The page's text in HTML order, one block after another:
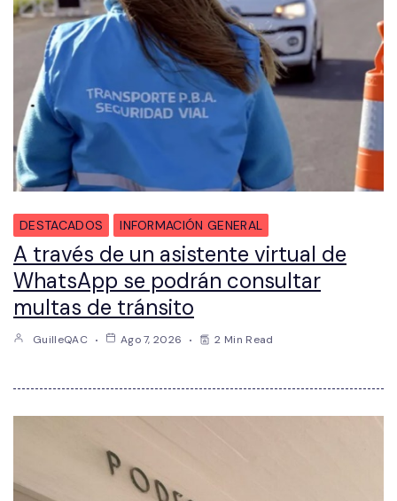
DESTACADOS INFORMACIÓN GENERAL
A través de un asistente virtual de
WhatsApp se podrán consultar
multas de tránsito
GuilleQAC Ago 7, 2026 2 Min Read